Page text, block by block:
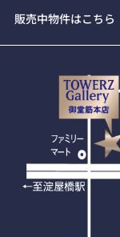
販売中物件はこちら